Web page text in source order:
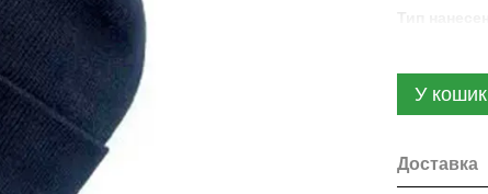
У кошик
Доставка